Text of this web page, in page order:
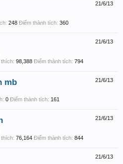
21/6/13
248 Điểm thành tích: 360
21/6/13
98,388 Điểm thành tích: 794
21/6/13
mb
0 Điểm thành tích: 161
21/6/13
76,164 Điểm thành tích: 844
21/6/13